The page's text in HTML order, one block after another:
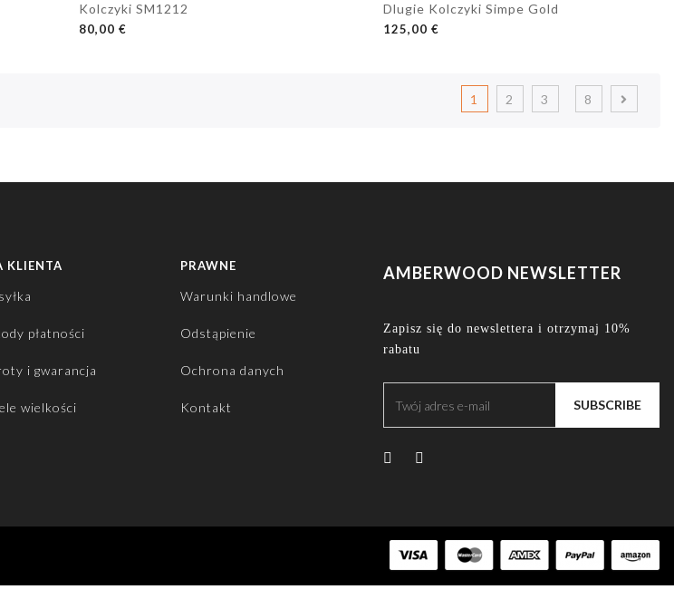
Kolczyki SM1212
80,00 €
DODAJ DO KOSZYKA Dlugie Kolczyki Simpe Gold
125,00 €
DODAJ DO KOSZYKA
1 2 3 8
KLIENTA
płatności
i gwarancja
wielkości
PRAWNE
Warunki handlowe
Odstąpienie
Ochrona danych
Kontakt
AMBERWOOD NEWSLETTER
Zapisz się do newslettera i otrzymaj 10%
rabatu
SUBSCRIBE